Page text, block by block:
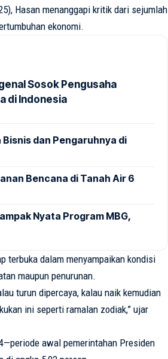
Hasan menanggapi kritik dari sejumlah
ekonomi.
Sosok Pengusaha
di Indonesia
dan Pengaruhnya di
Bencana di Tanah Air 6
Nyata Program MBG,
terbuka dalam menyampaikan kondisi
maupun penurunan.
turun dipercaya, kalau naik kemudian
ini seperti ramalan zodiak,” ujar
awal pemerintahan Presiden